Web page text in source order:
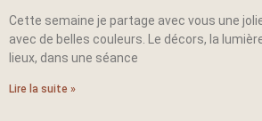
Cette semaine je partage avec vous une
avec de belles couleurs. Le décors, la
lieux, dans une séance
Lire la suite »